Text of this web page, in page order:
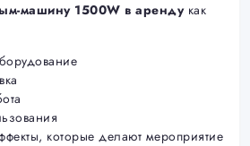
машину 1500W в арендукак
которые делают мероприятие